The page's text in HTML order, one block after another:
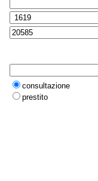
consultazione
prestito